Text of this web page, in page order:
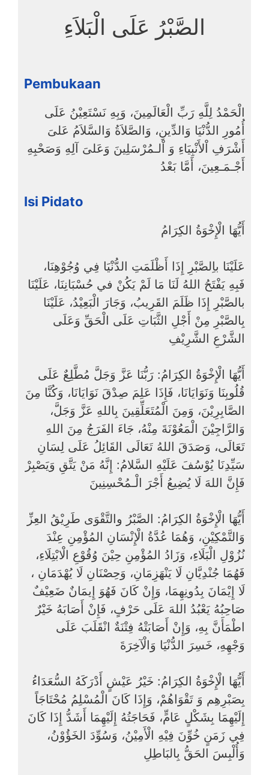
الصَّبْرُ عَلَى الْبَلاَءِ
Pembukaan
الْحَمْدُ لِلَّهِ رَبِّ الْعَالَمِينَ، وَبِهِ نَسْتَعِيْنُ عَلَى
أُمُورِ الدُّنْيَا وَالدِّينِ، وَالصَّلاَةُ وَالسَّلاَمُ عَلىَ
أَشْرَفِ اْلأَنْبِيَاءِ وَ اْلـمُرْسَلِينَ وَعَلىَ آلِهِ وَصَحْبِهِ
أَجْـمَـعِينَ، أَمَّا بَعْدُ
Isi Pidato
أَيُّهَا الْإِخْوَةُ الكِرَامُ
عَلَيْنَا باِلصَّبْرِ إِذَا أَظْلَمَتِ الدُّنْيَا فِي وُجُوْهِنَا،
فَبِهِ يَفْتَحُ اللهُ لَنَا مَا لَمْ يَكُنْ في حُسْبَانِنَا، عَلَيْنَا
بالصَّبْرِ إِذَا ظَلَمَ القَرِيبُ، وَجَارَ الْبَعِيْدُ، عَلَيْنَا
بِالصَّبْرِ مِنْ أَجْلِ الثَّبَاتِ عَلَى الْحَقِّ وَعَلَى
الشَّرْعِ الشَّرِيْفِ
أَيُّهَا الْإِخْوَةُ الكِرَامُ: رَبُّنَا عَزَّ وَجَلَّ مُطَّلِعٌ عَلَى
قُلُوبِنَا وَنَوَايَانَا، فَإِذَا عَلِمَ صِدْقَ نَوَايَانَا، وَكُنَّا مِنَ
الصَّابِرِيْنَ، وَمِنَ الْمُتَعَلِّقِينَ بِاللهِ عَزَّ وَجَلَّ،
وَالرَّاجِيْنَ الْمَعُوْنَةَ مِنْهُ، جَاءَ الفَرَجُ مِنَ اللهِ
تَعَالَى، وَصَدَقَ اللهُ تَعَالَى القَائِلُ عَلَى لِسَانِ
سَيِّدِنَا يُوْسُفَ عَلَيْهِ السَّلامُ: إِنَّهُ مَنْ يَتَّقِ وَيَصْبِرْ
فَإِنَّ اللهَ لَا يُضِيعُ أَجْرَ الْـمُحْسِنِينَ
أَيُّهَا الْإِخْوَةُ الكِرَامُ: الصَّبْرُ والتَّقْوَى طَرِيْقُ العِزِّ
وَالتَّمْكِيْنِ، وَهُمَا عُدَّةُ الْإِنْسَانِ المُؤْمِنِ عِنْدَ
نُزُوْلِ الْبَلَاءِ، وَزَادُ المُؤْمِنِ حِيْنَ وُقُوْعِ الْابْتِلَاءِ،
فَهُمَا جُنْدِيَّانِ لَا يَنْهَزِمَانِ، وَحِصْنَانِ لَا يُهْدَمَانِ ،
لَا إِيْمَانَ بِدُونِهِمَا، وَإِنْ كَانَ فَهُوَ إِيمَانٌ ضَعِيْفٌ
صَاحِبُهُ يَعْبُدُ اللهَ عَلَى حَرْفٍ، فَإِنْ أَصَابَهُ خَيْرٌ
اطْمَأَنَّ بِهِ، وَإِنْ أَصَابَتْهُ فِتْنَةٌ انْقَلَبَ عَلَى
وَجْهِهِ، خَسِرَ الدُّنْيَا وَالْآخِرَةَ
بِصَبْرِهِم وَ تَقْوَاهُمْ، وَإِذَا كَانَ الْمُسْلِمُ مُحْتَاجَاً
إِلَيْهِمَا بِشَكْلٍ عَامٍّ، فَحَاجَتُهُ إِلَيْهِمَا أَشَدُّ إِذَا كَانَ
فِي زَمَنٍ خُوِّنَ فِيْهِ الْأَمِيْنُ، وَسُوِّدَ الخَؤُوْنُ،
وَأُلْبِسَ الحَقُّ بِالبَاطِلِ